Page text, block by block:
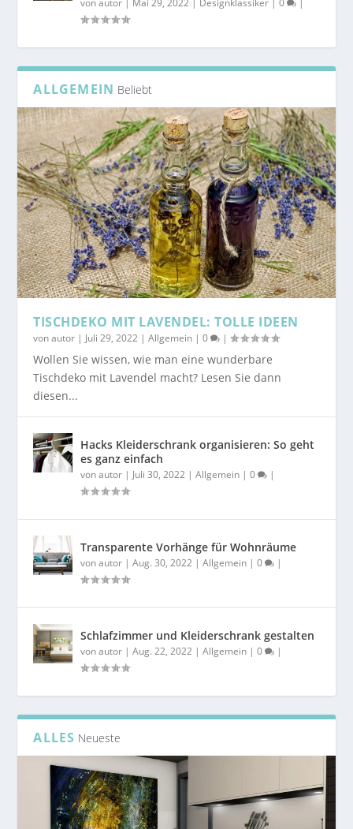
ALLGEMEIN Beliebt
TISCHDEKO MIT LAVENDEL: TOLLE IDEEN
vonautor | Juli 29, 2022 |Allgemein |0 |
Wollen Sie wissen, wie man eine wunderbare
Tischdeko mit Lavendel macht? Lesen Sie dann
diesen...
Hacks Kleiderschrank organisieren: So geht
es ganz einfach
vonautor | Juli 30, 2022 |Allgemein |0 |
Transparente Vorhänge für Wohnräume
vonautor |Aug. 30, 2022 |Allgemein |0 |
Schlafzimmer und Kleiderschrank gestalten
vonautor |Aug. 22, 2022 |Allgemein |0 |
ALLES Neueste